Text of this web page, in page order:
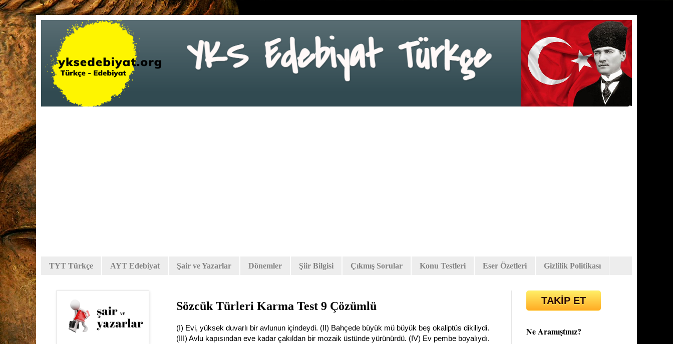
TYT Türkçe AYT Edebiyat Şair ve Yazarlar Dönemler Şiir Bilgisi Çıkmış Sorular Konu Testleri Eser Özetleri Gizlilik Politikası
Sözcük Türleri Karma Test 9 Çözümlü
(I) Evi, yüksek duvarlı bir avlunun içindeydi. (II) Bahçede büyük mü büyük beş okaliptüs dikiliydi.
(III) Avlu kapısından eve kadar çakıldan bir mozaik üstünde yürünürdü. (IV) Ev pembe boyalıydı.
TAKİP ET
Ne Aramıştınız?